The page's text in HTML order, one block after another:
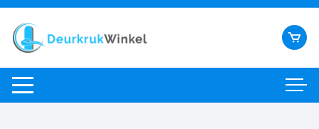
Ga
naar
inhoud